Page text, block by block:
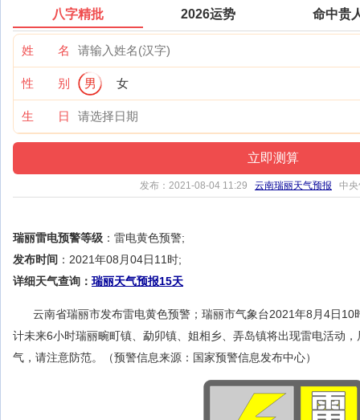
八字精批 2026运势 命中贵
姓 名
性 别 男 女
生 日
发布：2021-08-04 11:29 云南瑞丽天气预报 中央
瑞丽雷电预警等级 ：雷电黄色预警;
发布时间 ：2021年08月04日11时;
详细天气查询： 瑞丽天气预报15天
云南省瑞丽市发布雷电黄色预警；瑞丽市气象台2021年8月4日
计未来6小时瑞丽畹町镇、勐卯镇、姐相乡、弄岛镇将出现雷电活动
气，请注意防范。（预警信息来源：国家预警信息发布中心）